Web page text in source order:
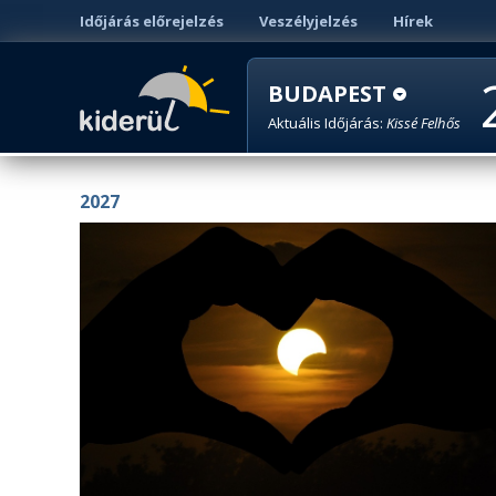
Időjárás előrejelzés Veszélyjelzés Hírek
BUDAPEST
Aktuális Időjárás: Kissé Felhős
2027